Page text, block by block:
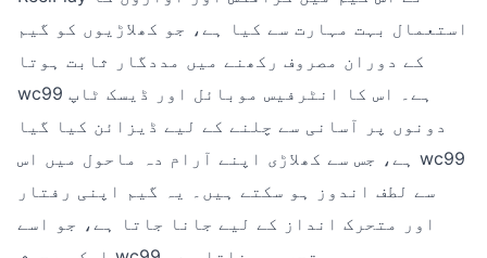
استعمال بہت مہارت سے کیا ہے، جو کھلاڑیوں کو گیم
کے دوران مصروف رکھنے میں مددگار ثابت ہوتا
wc99 ہے۔ اس کا انٹرفیس موبائل اور ڈیسک ٹاپ
دونوں پر آسانی سے چلنے کے لیے ڈیزائن کیا گیا
ہے، جس سے کھلاڑی اپنے آرام دہ ماحول میں اس wc99
سے لطف اندوز ہو سکتے ہیں۔ یہ گیم اپنی رفتار
اور متحرک انداز کے لیے جانا جاتا ہے، جو اسے